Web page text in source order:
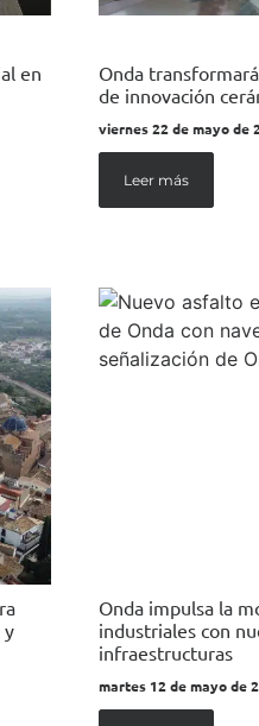
en
Onda
de innovación
viernes 22 de mayo de
Leer más
y
Onda impulsa la
industriales con
infraestructuras
martes 12 de mayo de